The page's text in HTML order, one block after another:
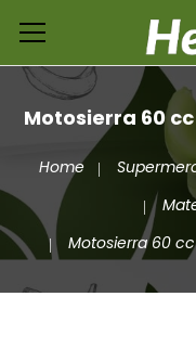
Motosierra 60
Home
Motosierra 60